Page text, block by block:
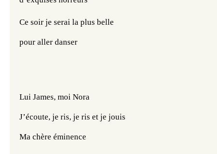
Ce soir je serai la plus belle
pour aller danser
Lui James, moi Nora
J’écoute, je ris, je ris et je jouis
Ma chère éminence